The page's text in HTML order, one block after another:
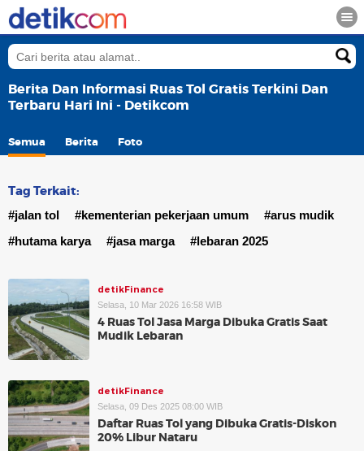
Berita Dan Informasi Ruas Tol Gratis Terkini Dan
Terbaru Hari Ini - Detikcom
Semua Berita Foto
Tag Terkait:
#jalan tol #kementerian pekerjaan umum
#arus mudik
#hutama karya
#jasa marga #lebaran 2025
detikFinance
Selasa, 10 Mar 2026 16:58 WIB
4 Ruas Tol Jasa Marga Dibuka Gratis Saat
Mudik Lebaran
detikFinance
Selasa, 09 Des 2025 08:00 WIB
Daftar Ruas Tol yang Dibuka Gratis-Diskon
20% Libur Nataru